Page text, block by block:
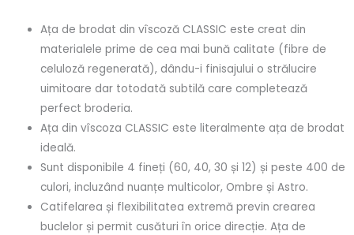
Ața de brodat din vîscoză CLASSIC este creat din
materialele prime de cea mai bună calitate (fibre de
celuloză regenerată), dându-i finisajului o strălucire
uimitoare dar totodată subtilă care completează
perfect broderia.
Ața din vîscoza CLASSIC este literalmente ața de brodat
ideală.
Sunt disponibile 4 fineți (60, 40, 30 și 12) și peste 400 de
culori, incluzând nuanțe multicolor, Ombre și Astro.
Catifelarea și flexibilitatea extremă previn crearea
buclelor și permit cusături în orice direcție. Ața de